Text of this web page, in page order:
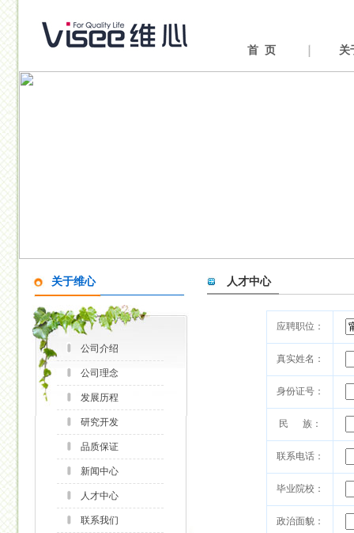
首 页 关
关于维心
公司介绍
公司理念
发展历程
研究开发
品质保证
新闻中心
人才中心
联系我们
人才中心
应聘职位：
真实姓名：
身份证号：
民 族：
联系电话：
毕业院校：
政治面貌：